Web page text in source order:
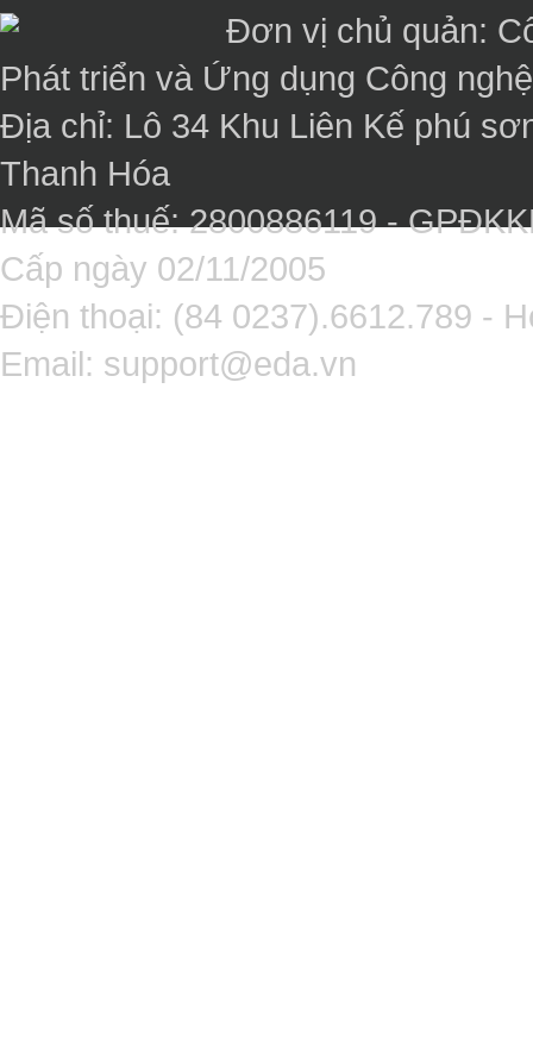
Đơn vị chủ quản:
Phát triển và Ứng dụng Công
Địa chỉ: Lô 34 Khu Liên Kế phú
Thanh Hóa
Mã số thuế: 2800886119 -
Cấp ngày 02/11/2005
Điện thoại: (84 0237).6612.789 -
Email: support@eda.vn